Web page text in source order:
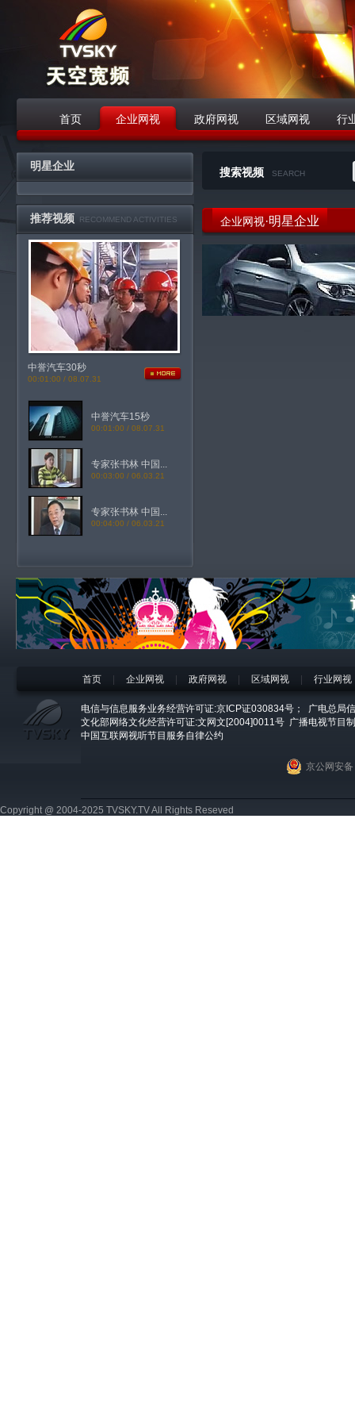
首页 企业网视 政府网视 区域网视 行
明星企业
推荐视频 RECOMMEND ACTIVITIES
中誉汽车30秒
00:01:00 / 08.07.31
中誉汽车15秒
00:01:00 / 08.07.31
专家张书林 中国...
00:03:00 / 06.03.21
专家张书林 中国...
00:04:00 / 06.03.21
搜索视频 SEARCH
企业网视·明星企业
首页 企业网视 政府网视 区域网视 行业网视
电信与信息服务业务经营许可证:京ICP证030834号；
广电总局
文化部网络文化经营许可证:文网文[2004]0011号 广播电视节目
中国互联网视听节目服务自律公约
京公网安
Copyright @ 2004-2025 TVSKY.TV All Rights Reseved